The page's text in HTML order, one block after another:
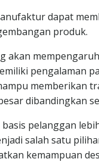
dapat
produk.
akan
pengalaman
memberikan
dibandingkan
pelanggan
salah satu
kemampuan